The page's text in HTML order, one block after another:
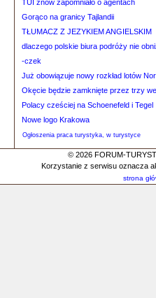
TUI znów zapomniało o agentach
Gorąco na granicy Tajlandii
TŁUMACZ Z JEZYKIEM ANGIELSKIM
dlaczego polskie biura podróży nie
-czek
Już obowiązuje nowy rozkład lotów
Okęcie będzie zamknięte przez trzy
Polacy cześciej na Schoenefeld i Tegel
Nowe logo Krakowa
Ogłoszenia praca turystyka, w turystyce
© 2026 FORUM-
Korzystanie z serwisu oznacza
strona